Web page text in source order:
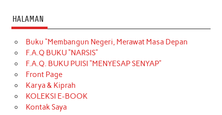
HALAMAN
Buku “Membangun Negeri, Merawat Masa Depan
F.A.Q BUKU “NARSIS”
F.A.Q. BUKU PUISI “MENYESAP SENYAP”
Front Page
Karya & Kiprah
KOLEKSI E-BOOK
Kontak Saya